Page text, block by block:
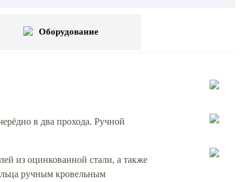
Оборудование
в два прохода. Ручной
из оцинкованной стали, а также
ручным кровельным